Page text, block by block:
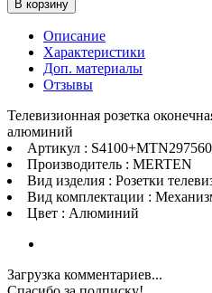
В корзину
Описание
Характеристики
Доп. материалы
Отзывы
Телевизионная розетка
алюминий
Артикул : S4100+MTN297560
Производитель : MERTEN
Вид изделия : Розетки
Вид комплектации :
Цвет : Алюминий
Загрузка комментариев...